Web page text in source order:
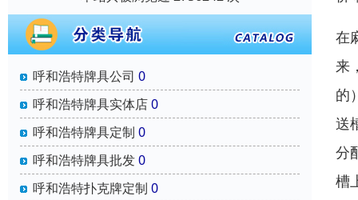
呼和浩特牌具公司 0
呼和浩特牌具实体店0
呼和浩特牌具定制 0
呼和浩特牌具批发0
呼和浩特扑克牌定制 0
在
来
的
送
分
槽